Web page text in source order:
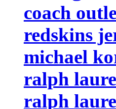
coach
redskins
michael
ralph
ralph